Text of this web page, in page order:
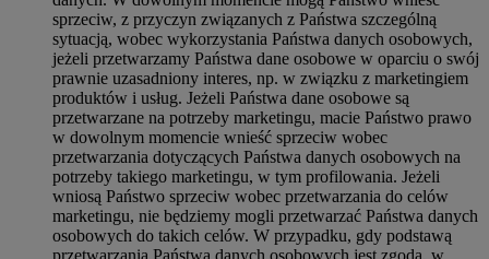
sprzeciw, z przyczyn związanych z Państwa szczególną
sytuacją, wobec wykorzystania Państwa danych osobowych,
jeżeli przetwarzamy Państwa dane osobowe w oparciu o swój
prawnie uzasadniony interes, np. w związku z marketingiem
produktów i usług. Jeżeli Państwa dane osobowe są
przetwarzane na potrzeby marketingu, macie Państwo prawo
w dowolnym momencie wnieść sprzeciw wobec
przetwarzania dotyczących Państwa danych osobowych na
potrzeby takiego marketingu, w tym profilowania. Jeżeli
wniosą Państwo sprzeciw wobec przetwarzania do celów
marketingu, nie będziemy mogli przetwarzać Państwa danych
osobowych do takich celów. W przypadku, gdy podstawą
przetwarzania Państwa danych osobowych jest zgoda, w